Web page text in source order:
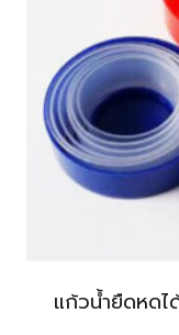
แก้วน้ำยืดหดไ